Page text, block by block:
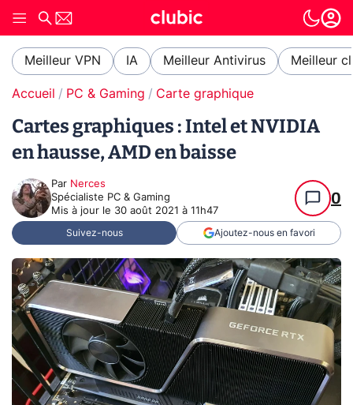
Meilleur VPN IA Meilleur Antivirus Meilleur
Accueil PC & Gaming Carte graphique
Cartes graphiques : Intel et NVIDIA
en hausse, AMD en baisse
Par Nerces
Spécialiste PC & Gaming
Mis à jour le 30 août 2021 à 11h47
0
Suivez-nous Ajoutez-nous en favori